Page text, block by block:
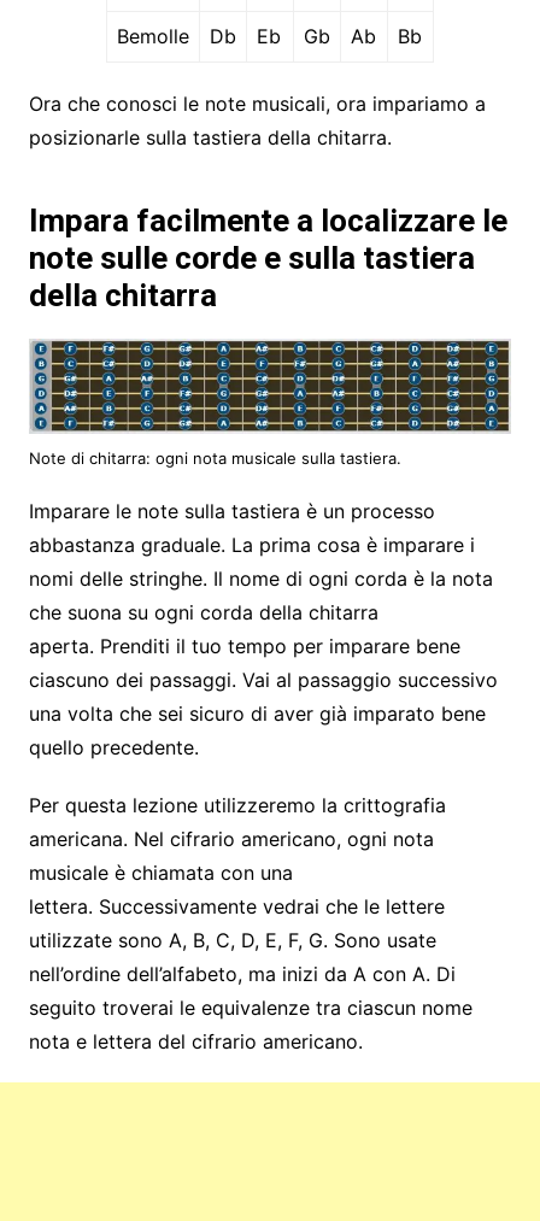
Bemolle Db Eb Gb Ab Bb
Ora che conosci le note musicali, ora impariamo a
posizionarle sulla tastiera della chitarra.
Impara facilmente a localizzare le
note sulle corde e sulla tastiera
della chitarra
Note di chitarra: ogni nota musicale sulla tastiera.
Imparare le note sulla tastiera è un processo
abbastanza graduale. La prima cosa è imparare i
nomi delle stringhe. Il nome di ogni corda è la nota
che suona su ogni corda della chitarra
aperta. Prenditi il ​​tuo tempo per imparare bene
ciascuno dei passaggi. Vai al passaggio successivo
una volta che sei sicuro di aver già imparato bene
quello precedente.
Per questa lezione utilizzeremo la crittografia
americana. Nel cifrario americano, ogni nota
musicale è chiamata con una
lettera. Successivamente vedrai che le lettere
utilizzate sono A, B, C, D, E, F, G. Sono usate
nell’ordine dell’alfabeto, ma inizi da A con A. Di
seguito troverai le equivalenze tra ciascun nome
nota e lettera del cifrario americano.